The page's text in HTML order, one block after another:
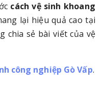
cách vệ sinh khoang
lại hiệu quả cao tại
chia sẻ bài viết của vệ
công nghiệp Gò Vấp.